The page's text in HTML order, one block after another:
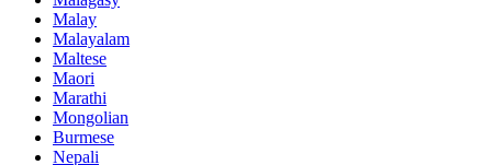
Malay
Malayalam
Maltese
Maori
Marathi
Mongolian
Burmese
Nepali